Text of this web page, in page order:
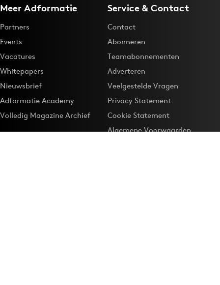
Meer Adformatie
Partners
Events
Vacatures
Whitepapers
Nieuwsbrief
Adformatie Academy
Volledig Magazine Archief
Service & Contact
Contact
Abonneren
Teamabonnementen
Adverteren
Veelgestelde Vragen
Privacy Statement
Cookie Statement
Algemene Voorwaarden